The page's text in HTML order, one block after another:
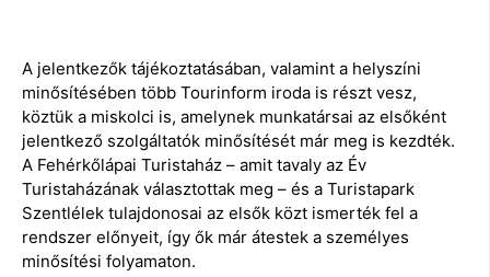
A jelentkezők tájékoztatásában, valamint a helyszíni
minősítésében több Tourinform iroda is részt vesz,
köztük a miskolci is, amelynek munkatársai az elsőként
jelentkező szolgáltatók minősítését már meg is kezdték.
A Fehérkőlápai Turistaház – amit tavaly az Év
Turistaházának választottak meg – és a Turistapark
Szentlélek tulajdonosai az elsők közt ismerték fel a
rendszer előnyeit, így ők már átestek a személyes
minősítési folyamaton.